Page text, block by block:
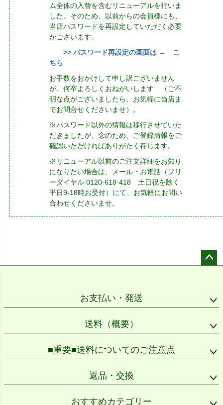
ム全体の入替を含むリニューアルを行いま
した。そのため、以前からの会員様にも、
当店パスワードを再設定していただく必要
がございます。
>> パスワード再設定の画面は → こ
ちら
お手数をおかけして申し訳ございません
が、何卒よろしくおねがいします （ご不
明な点がございましたら、お気軽に当店ま
でお問合せくださいませ）。
※パスワード以外の情報は移行させていた
だきましたが、念のため、ご登録情報をご
確認いただければありがたく存じます。
※リニューアル以前のご注文詳細をお知り
になりたい場合は、メール・お電話（フリ
ーダイヤル 0120-618-418 土日祝を除く
平日9-18時お受付）にて、お気軽にお問い
合わせくださいませ。
お支払い・発送
送料（概要）
■重要■送料についてのご注意点
返品・交換
おすすめカテゴリー